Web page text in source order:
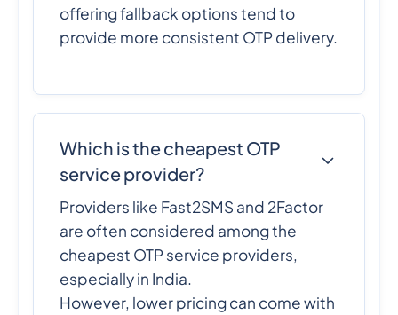
offering fallback options tend to
provide more consistent OTP delivery.
Which is the cheapest OTP
service provider?
Providers like Fast2SMS and 2Factor
are often considered among the
cheapest OTP service providers,
especially in India.
However, lower pricing can come with